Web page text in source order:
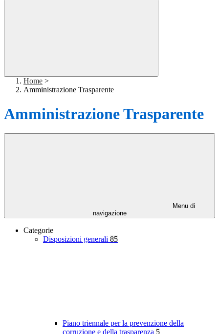
Home >
Amministrazione Trasparente
Amministrazione Trasparente
Menu di
navigazione
Categorie
Disposizioni generali 85
Piano triennale per la prevenzione della
corruzione e della trasparenza 5